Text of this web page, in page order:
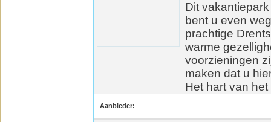
Dit
bent u even
prachtige
warme
voorzieningen
maken dat u
Het hart van het
Aanbieder: